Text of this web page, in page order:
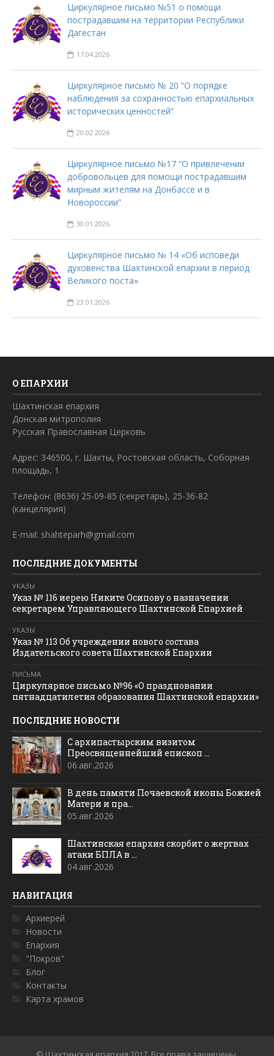
Циркулярное письмо №51 о помощи
пострадавшим на территории Республики
Дагестан
17.04.2026
Циркулярное письмо № 20 “О порядке
наблюдения за сохранностью епархиальных
исторических ценностей”
20.02.2026
Циркулярное письмо №17 “О привлечении
добровольцев для помощи пострадавшим
мирным жителям на Донбассе и в
Новороссии”
30.01.2026
Циркулярное письмо № 14 «Об исповеди
духовенства Шахтинской епархии в период
Великого поста»
23.01.2026
О ЕПАРХИИ
Шахтинская епархия
Донская митрополия
Русская Православная Церковь
Адрес: 346500, г. Шахты, Ростовская область, Соборная
площадь, 1
Телефон: (8636) 25-09-85 (секретарь), 25-36-82
(канцелярия)
E-mail: shahteparh@gmail.com
ПОСЛЕДНИЕ ДОКУМЕНТЫ
УКАЗЫ
Указ № 116 иерею Никите Осипову о назначении
секретарем Управляющего Шахтинской Епархией
УКАЗЫ
Указ № 113 Об учреждении нового состава
Издательского совета Шахтинской Епархии
ПИСЬМА
Циркулярное письмо №96 «О праздновании
пятнадцатилетия образования Шахтинской епархии»
ПОСЛЕДНИЕ НОВОСТИ
С архипастырским визитом
Преосвященнейший епископ ...
06.авг.2026
В день памяти Почаевской иконы Божией
Матери и пра...
05.авг.2026
Шахтинская епархия скорбит о жертвах
атаки БПЛА в ...
04.авг.2026
НАВИГАЦИЯ
Архиерей
Новости
Епархия
"Покров"
Блог
Контакты
Карта храмов